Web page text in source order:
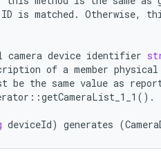
ID is matched . Otherwise,
camera device identifier
of a member physical
be the same value as
::getCameraList_1_1 ().
deviceId) generates (